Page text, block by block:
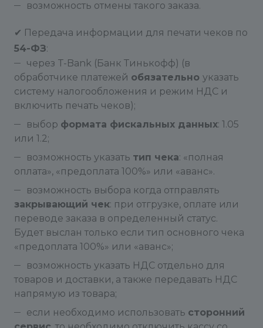
возможность отмены такого заказа.
✔ Передача информации для печати чеков по
54-ФЗ:
через T-Bank (Банк Тинькофф) (в
обработчике платежей обязательно указать
систему налогообложения и режим НДС и
включить печать чеков);
выбор формата фискальных данных: 1.05
или 1.2;
возможность указать тип чека: «полная
оплата», «предоплата 100%» или «аванс».
возможность выбора когда отправлять
закрывающий чек: при отгрузке, оплате или
переводе заказа в определенный статус.
Будет выслан только если тип основного чека
«предоплата 100%» или «аванс»;
возможность указать НДС отдельно для
товаров и доставки, а также передавать НДС
напрямую из товара;
если необходимо использовать сторонний